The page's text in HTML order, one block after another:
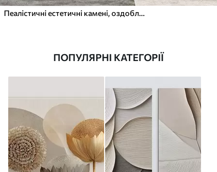
Пеалістичні естетичні камені, оздоблення будинку, природне освітлення
ПОПУЛЯРНІ КАТЕГОРІЇ